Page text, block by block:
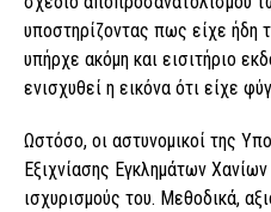
υποστηρίζοντας πως είχε ήδη
υπήρχε ακόμη και εισιτήριο
ενισχυθεί η εικόνα ότι είχε
Ωστόσο, οι αστυνομικοί της
Εξιχνίασης Εγκλημάτων
ισχυρισμούς του. Μεθοδικά,